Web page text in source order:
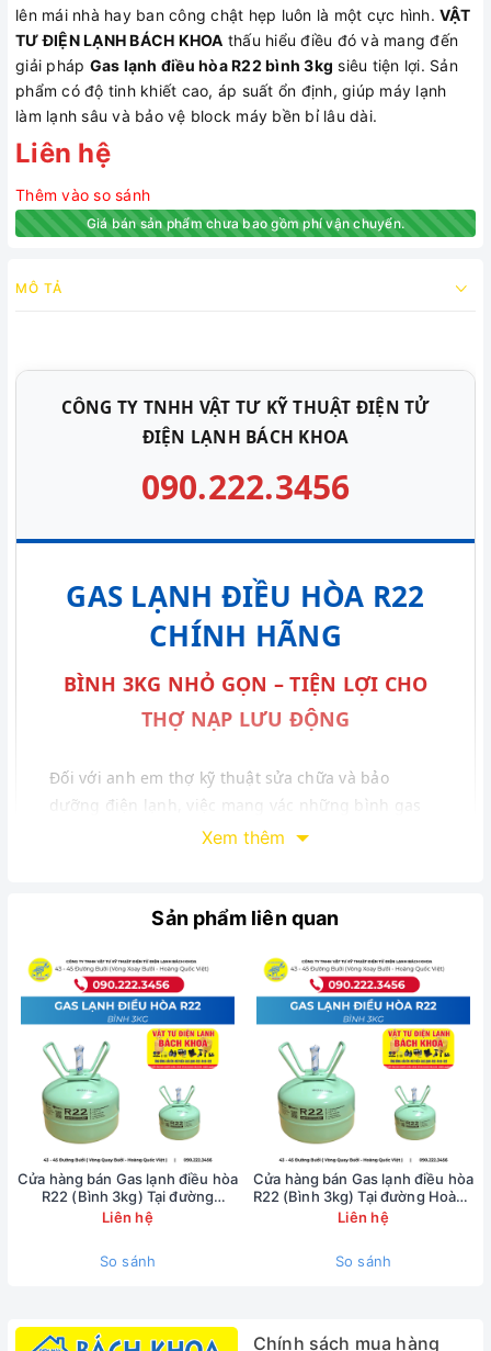
lên mái nhà hay ban công chật hẹp luôn là một cực hình. VẬT
TƯ ĐIỆN LẠNH BÁCH KHOA thấu hiểu điều đó và mang đến
giải pháp Gas lạnh điều hòa R22 bình 3kg siêu tiện lợi. Sản
phẩm có độ tinh khiết cao, áp suất ổn định, giúp máy lạnh
làm lạnh sâu và bảo vệ block máy bền bỉ lâu dài.
Liên hệ
Thêm vào so sánh
Giá bán sản phẩm chưa bao gồm phí vận chuyển.
MÔ TẢ
CÔNG TY TNHH VẬT TƯ KỸ THUẬT ĐIỆN TỬ
ĐIỆN LẠNH BÁCH KHOA
090.222.3456
GAS LẠNH ĐIỀU HÒA R22
CHÍNH HÃNG
BÌNH 3KG NHỎ GỌN – TIỆN LỢI CHO
THỢ NẠP LƯU ĐỘNG
Đối với anh em thợ kỹ thuật sửa chữa và bảo
dưỡng điện lạnh, việc mang vác những bình gas
công nghiệp cồng kềnh lên mái nhà hay ban công
Gas lạnh điều hòa R22 bình 3kg
giúp máy lạnh làm lạnh sâu và bảo vệ block máy
bền bỉ lâu dài.
Xem thêm
Sản phẩm liên quan
Cửa hàng bán Gas lạnh điều hòa
R22 (Bình 3kg) Tại đường
Nguyễn Tri Phương -
0902223456
Liên hệ
So sánh
Cửa hàng bán Gas lạnh điều hòa
R22 (Bình 3kg) Tại đường Hoàng
Diệu - 0902223456
Liên hệ
So sánh
Chính sách mua hàng